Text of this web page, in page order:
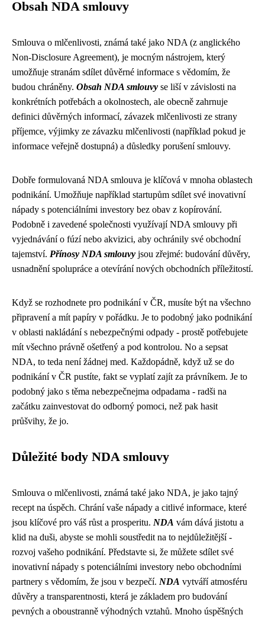
Obsah NDA smlouvy
Smlouva o mlčenlivosti, známá také jako NDA (z anglického
Non-Disclosure Agreement), je mocným nástrojem, který
umožňuje stranám sdílet důvěrné informace s vědomím, že
budou chráněny. Obsah NDA smlouvy se liší v závislosti na
konkrétních potřebách a okolnostech, ale obecně zahrnuje
definici důvěrných informací, závazek mlčenlivosti ze strany
příjemce, výjimky ze závazku mlčenlivosti (například pokud je
informace veřejně dostupná) a důsledky porušení smlouvy.
Dobře formulovaná NDA smlouva je klíčová v mnoha oblastech
podnikání. Umožňuje například startupům sdílet své inovativní
nápady s potenciálními investory bez obav z kopírování.
Podobně i zavedené společnosti využívají NDA smlouvy při
vyjednávání o fúzí nebo akvizici, aby ochránily své obchodní
tajemství. Přínosy NDA smlouvy jsou zřejmé: budování důvěry,
usnadnění spolupráce a otevírání nových obchodních příležitostí.
Když se rozhodnete pro podnikání v ČR, musíte být na všechno
připravení a mít papíry v pořádku. Je to podobný jako podnikání
v oblasti nakládání s nebezpečnými odpady - prostě potřebujete
mít všechno právně ošetřený a pod kontrolou. No a sepsat
NDA, to teda není žádnej med. Každopádně, když už se do
podnikání v ČR pustíte, fakt se vyplatí zajít za právníkem. Je to
podobný jako s těma nebezpečnejma odpadama - radši na
začátku zainvestovat do odborný pomoci, než pak hasit
průšvihy, že jo.
Důležité body NDA smlouvy
Smlouva o mlčenlivosti, známá také jako NDA, je jako tajný
recept na úspěch. Chrání vaše nápady a citlivé informace, které
jsou klíčové pro váš růst a prosperitu. NDA vám dává jistotu a
klid na duši, abyste se mohli soustředit na to nejdůležitější -
rozvoj vašeho podnikání. Představte si, že můžete sdílet své
inovativní nápady s potenciálními investory nebo obchodními
partnery s vědomím, že jsou v bezpečí. NDA vytváří atmosféru
důvěry a transparentnosti, která je základem pro budování
pevných a oboustranně výhodných vztahů. Mnoho úspěšných